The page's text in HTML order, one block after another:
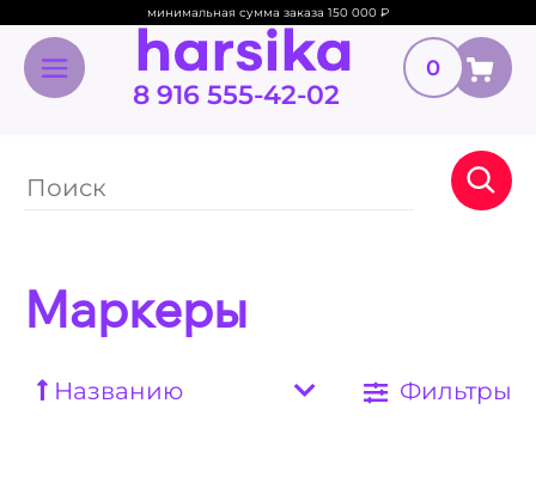
минимальная сумма заказа 150 000 ₽
8 916 555-42-02
0
Маркеры
Названию Фильтры